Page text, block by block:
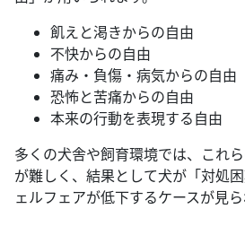
飢えと渇きからの自由
不快からの自由
痛み・負傷・病気からの自由
恐怖と苦痛からの自由
本来の行動を表現する自由
多くの犬舎や飼育環境では、これ
が難しく、結果として犬が「対処
ェルフェアが低下するケースが見ら